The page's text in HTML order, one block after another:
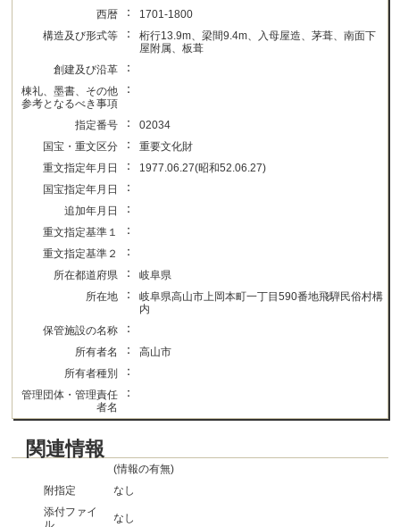
西暦
：
1701-1800
構造及び形式等
：
桁行13.9m、梁間9.4m、入母屋造、茅葺、南面下
屋附属、板葺
創建及び沿革
：
棟礼、墨書、その他
参考となるべき事項
：
指定番号 ：
02034
国宝・重文区分
：
重要文化財
重文指定年月日
：
1977.06.27(昭和52.06.27)
国宝指定年月日
：
追加年月日 ：
重文指定基準１ ：
重文指定基準２ ：
所在都道府県 ：
岐阜県
所在地
：
岐阜県高山市上岡本町一丁目590番地飛騨民俗村構
内
保管施設の名称
：
所有者名 ：
高山市
所有者種別
：
管理団体・管理責任
者名
：
関連情報
(情報の有無)
附指定
なし
添付ファイ
ル
なし